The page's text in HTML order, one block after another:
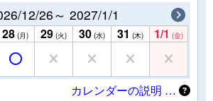
12/26～ 2027/1/1
28 (月) 29 (火) 30 (水) 31 (木) 1/1 (金)
カレンダーの説明 …